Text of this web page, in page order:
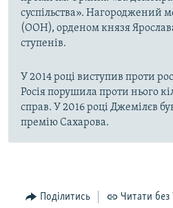
суспільства». Нагороджений
(ООН), орденом князя
ступенів.
У 2014 році виступив проти
Росія порушила проти нього
справ. У 2016 році Джемілєв
премію Сахарова.
Поділитись Читати без